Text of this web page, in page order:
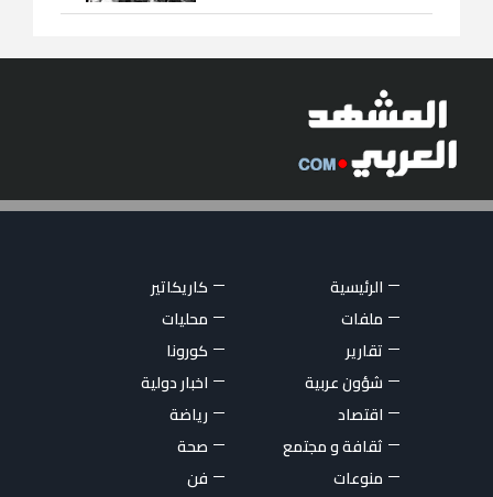
الرئيسية
كاريكاتير
ملفات
محليات
تقارير
كورونا
شؤون عربية
اخبار دولية
اقتصاد
رياضة
ثقافة و مجتمع
صحة
منوعات
فن